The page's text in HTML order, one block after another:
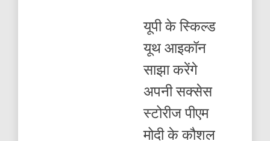
स्किल्ड
आइकॉन
साझा
करेंगे
सक्सेस
यूपी के स्किल्ड
यूथ आइकॉन
साझा करेंगे
अपनी सक्सेस
स्टोरीज पीएम
मोदी के कौशल